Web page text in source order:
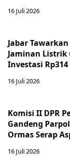
16 Juli 2026
Jabar
Jaminan
Investasi
16 Juli 2026
Komisi II DPR
Gandeng
Ormas Serap
16 Juli 2026